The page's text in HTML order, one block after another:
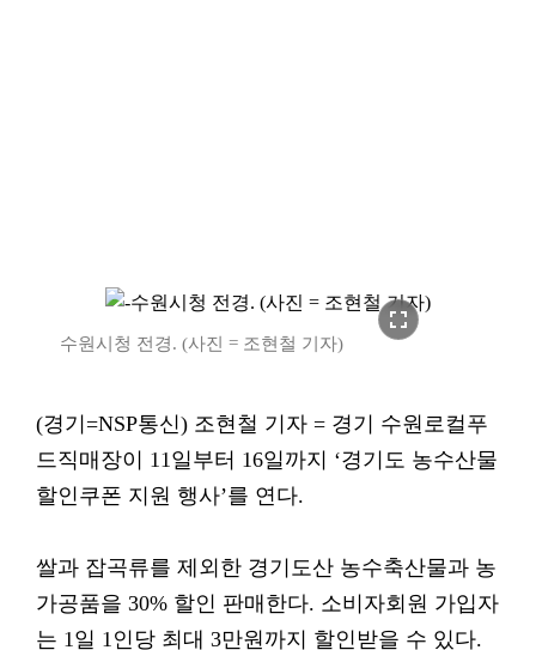
fullscreen
수원시청 전경. (사진 = 조현철 기자)
(경기=NSP통신) 조현철 기자 = 경기 수원로컬푸
드직매장이 11일부터 16일까지 ‘경기도 농수산물
할인쿠폰 지원 행사’를 연다.
쌀과 잡곡류를 제외한 경기도산 농수축산물과 농
가공품을 30% 할인 판매한다. 소비자회원 가입자
는 1일 1인당 최대 3만원까지 할인받을 수 있다.